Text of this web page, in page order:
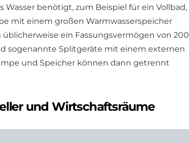
benötigt, zum Beispiel für ein Vollbad,
mit einem großen Warmwasserspeicher
ein Fassungsvermögen von 200
sogenannte Splitgeräte mit einem externen
und Speicher können dann getrennt
und Wirtschaftsräume